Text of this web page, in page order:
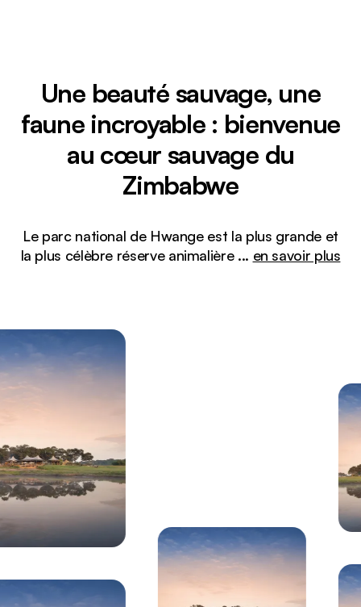
Une beauté sauvage, une
faune incroyable : bienvenue
au cœur sauvage du
Zimbabwe
Le parc national de Hwange est la plus grande et
la plus célèbre réserve animalière ... en savoir plus